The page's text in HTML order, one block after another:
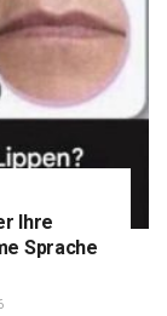
Ihre
Sprache